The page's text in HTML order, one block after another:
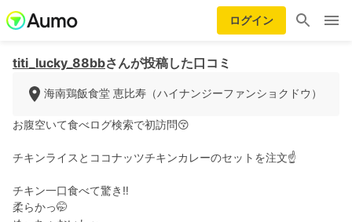
ログイン
titi_lucky_88bbさんが投稿した口コミ
海南鶏飯食堂 恵比寿（ハイナンジーファンショクドウ）
お腹空いて食べログ検索で初訪問😚
チキンライスとココナッツチキンカレーのセットを注文☝️
チキン一口食べて驚き‼️
柔らかっ🤭